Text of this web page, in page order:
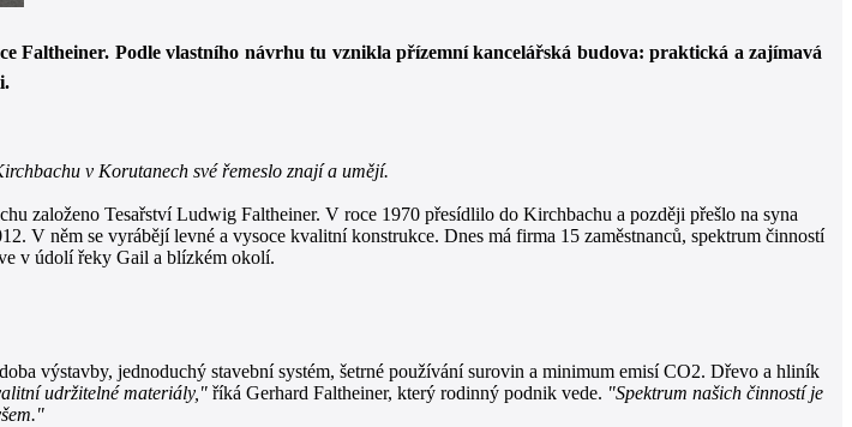
Faltheiner. Podle vlastního návrhu tu vznikla přízemní kancelářská budova: praktická a zajímavá
v Korutanech své řemeslo znají a umějí.
založeno Tesařství Ludwig Faltheiner. V roce 1970 přesídlilo do Kirchbachu a později přešlo na syna
V něm se vyrábějí levné a vysoce kvalitní konstrukce. Dnes má firma 15 zaměstnanců, spektrum činností
v údolí řeky Gail a blízkém okolí.
výstavby, jednoduchý stavební systém, šetrné používání surovin a minimum emisí CO2. Dřevo a hliník
udržitelné materiály," říká Gerhard Faltheiner, který rodinný podnik vede. "Spektrum našich činností je